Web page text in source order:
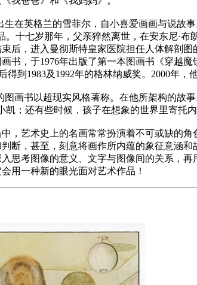
生在英格兰的雪菲尔，自小喜爱画画与说故
品。十七岁那年，父亲猝然离世，在安东尼·
后，进入曼彻斯特皇家医院担任人体解剖
书，于1976年出版了第一本图画书《穿越
得到1983及1992年的格林纳威奖。2000年
画书以超现实风格著称。在他所架构的故事
凯；还有些时候，孩子在想象的世界里寄托
艺术史上的名画常常扮演着不可或缺的角
断，甚至，刻意将画作所内蕴的象征意涵
思考图像的意义、文字与图像间的关系，
用一种新的眼光面对艺术作品！